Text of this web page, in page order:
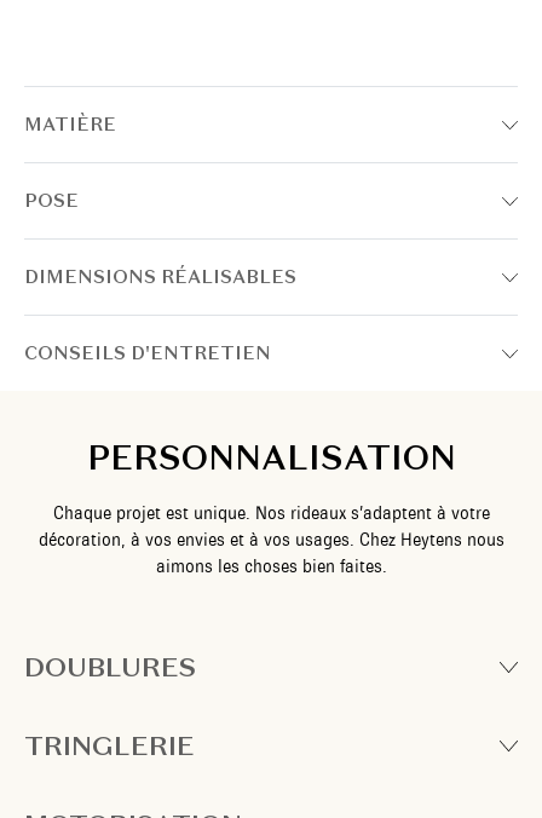
MATIÈRE
POSE
DIMENSIONS RÉALISABLES
CONSEILS D'ENTRETIEN
PERSONNALISATION
Chaque projet est unique. Nos rideaux s’adaptent à votre
décoration, à vos envies et à vos usages. Chez Heytens nous
aimons les choses bien faites.
DOUBLURES
TRINGLERIE